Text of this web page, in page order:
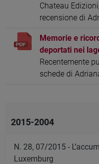
Chateau
recensione di
Memorie e
deportati nei
Recentemente
schede di
2015-2004
N. 28, 07/2015 -
Luxemburg